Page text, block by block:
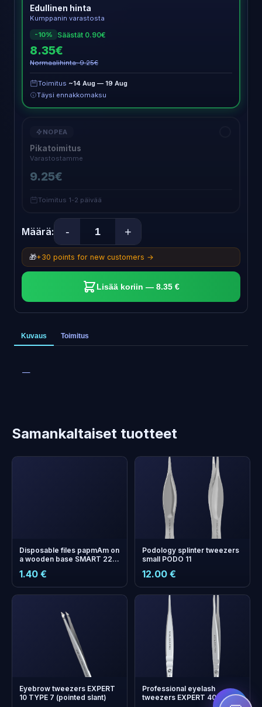
Edullinen hinta
Kumppanin varastosta
-10%
Säästät 0.90€
8.35€
Normaalihinta: 9.25€
Toimitus ~14 Aug — 19 Aug
Täysi ennakkomaksu
NOPEA
Pikatoimitus
Varastostamme
9.25€
Toimitus 1-2 päivää
Määrä: - +
🎁+30 points for new customers →
Lisää koriin — 8.35 €
Kuvaus Toimitus
—
Samankaltaiset tuotteet
Disposable files papmAm on
a wooden base SMART 22
1.40 €
Podology splinter tweezers
small PODO 11
12.00 €
Eyebrow tweezers EXPERT
10 TYPE 7 (pointed slant)
Professional eyelash
tweezers EXPERT 40 TYPE
bonus points
Collect and save on your